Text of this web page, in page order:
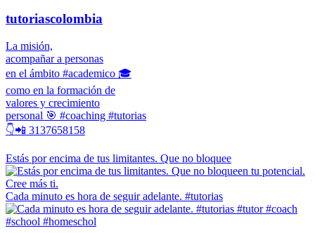
tutoriascolombia
La misión,
acompañar a personas
en el ámbito #academico 🎓
como en la formación de
valores y crecimiento
personal 🎯 #coaching #tutorias
👇📲 3137658158
Estás por encima de tus limitantes. Que no bloquee
Cada minuto es hora de seguir adelante. #tutorias